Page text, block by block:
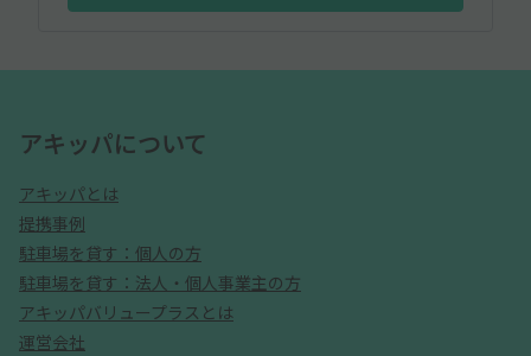
アキッパについて
アキッパとは
提携事例
駐車場を貸す：個人の方
駐車場を貸す：法人・個人事業主の方
アキッパバリュープラスとは
運営会社